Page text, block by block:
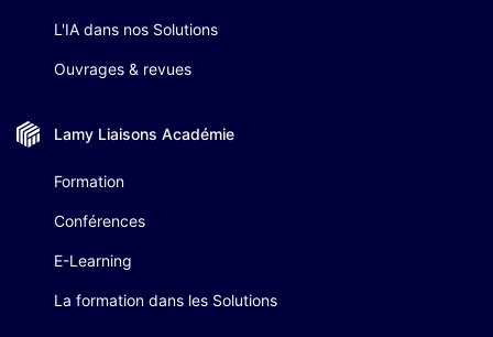
L'IA dans nos Solutions
Ouvrages & revues
Lamy Liaisons Académie
Formation
Conférences
E-Learning
La formation dans les Solutions